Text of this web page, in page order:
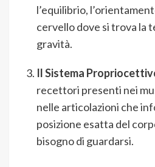
l’equilibrio,
cervello dove si trova la
gravità.
Il Sistema
recettori presenti nei
nelle articolazioni che
posizione esatta del
bisogno di guardarsi.